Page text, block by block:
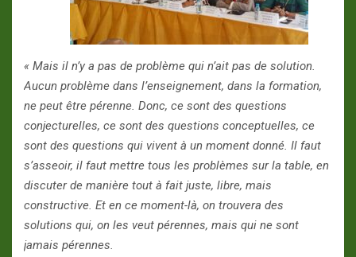
« Mais il n’y a pas de problème qui n’ait pas de solution.
Aucun problème dans l’enseignement, dans la formation,
ne peut être pérenne. Donc, ce sont des questions
conjecturelles, ce sont des questions conceptuelles, ce
sont des questions qui vivent à un moment donné. Il faut
s’asseoir, il faut mettre tous les problèmes sur la table, en
discuter de manière tout à fait juste, libre, mais
constructive. Et en ce moment-là, on trouvera des
solutions qui, on les veut pérennes, mais qui ne sont
jamais pérennes.